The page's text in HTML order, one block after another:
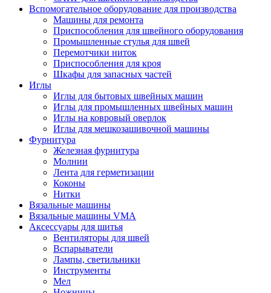
Вспомогательное оборудование для производства
Машины для ремонта
Приспособления для швейного оборудования
Промышленные стулья для швей
Перемотчики ниток
Приспособления для кроя
Шкафы для запасных частей
Иглы
Иглы для бытовых швейных машин
Иглы для промышленных швейных машин
Иглы на ковровый оверлок
Иглы для мешкозашивочной машины
Фурнитура
Железная фурнитура
Молнии
Лента для герметизации
Коконы
Нитки
Вязальные машины
Вязальные машины VMA
Аксессуары для шитья
Вентиляторы для швей
Вспарыватели
Лампы, светильники
Инструменты
Мел